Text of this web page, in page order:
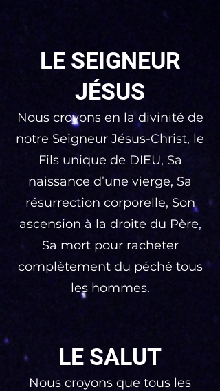
LE SEIGNEUR
JÉSUS
Nous croyons en la divinité de
notre Seigneur Jésus-Christ, le
Fils unique de DIEU, Sa
naissance d’une vierge, Sa
résurrection corporelle, Son
ascension à la droite du Père,
Sa mort pour racheter
complètement du péché tous
les hommes.
LE SALUT
Nous croyons que tous les